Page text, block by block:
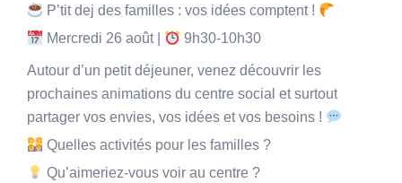
P’tit dej des familles : vos idées comptent !
Mercredi 26 août |
9h30-10h30
Autour d’un petit déjeuner, venez découvrir les
prochaines animations du centre social et surtout
partager vos envies, vos idées et vos besoins !
Quelles activités pour les familles ?
Qu’aimeriez-vous voir au centre ?